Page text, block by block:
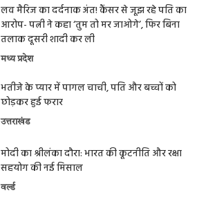
लव मैरिज का दर्दनाक अंत! कैंसर से जूझ रहे पति का
आरोप- पत्नी ने कहा ‘तुम तो मर जाओगे’, फिर बिना
तलाक दूसरी शादी कर ली
मध्य प्रदेश
भतीजे के प्यार में पागल चाची, पति और बच्चों को
छोड़कर हुई फरार
उत्तराखंड
मोदी का श्रीलंका दौरा: भारत की कूटनीति और रक्षा
सहयोग की नई मिसाल
वर्ल्ड